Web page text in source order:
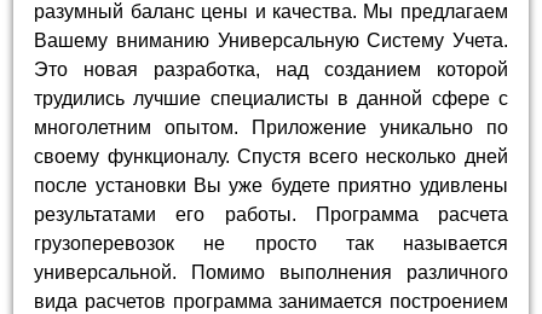
разумный баланс цены и качества. Мы предлагаем
Вашему вниманию Универсальную Систему Учета.
Это новая разработка, над созданием которой
трудились лучшие специалисты в данной сфере с
многолетним опытом. Приложение уникально по
своему функционалу. Спустя всего несколько дней
после установки Вы уже будете приятно удивлены
результатами его работы. Программа расчета
грузоперевозок не просто так называется
универсальной. Помимо выполнения различного
вида расчетов программа занимается построением